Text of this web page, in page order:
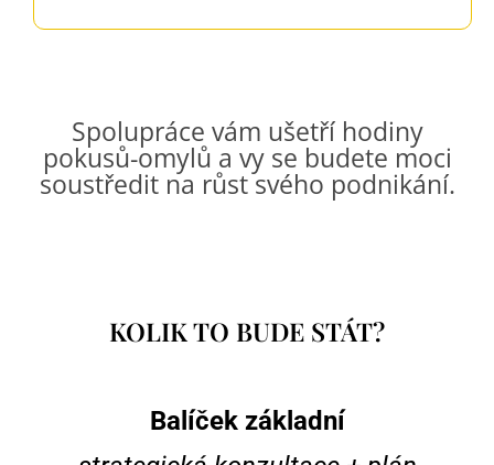
Spolupráce vám ušetří hodiny
pokusů-omylů a vy se budete moci
soustředit na růst svého podnikání.
KOLIK TO BUDE STÁT?
Balíček základní